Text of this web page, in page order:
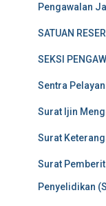
Pengawalan
SATUAN
SEKSI
Sentra
Surat Ijin
Surat
Surat
Penyelidikan